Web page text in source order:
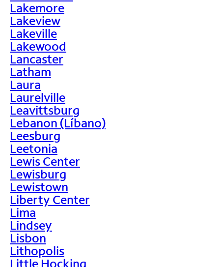
Lakemore
Lakeview
Lakeville
Lakewood
Lancaster
Latham
Laura
Laurelville
Leavittsburg
Lebanon (Líbano)
Leesburg
Leetonia
Lewis Center
Lewisburg
Lewistown
Liberty Center
Lima
Lindsey
Lisbon
Lithopolis
Little Hocking